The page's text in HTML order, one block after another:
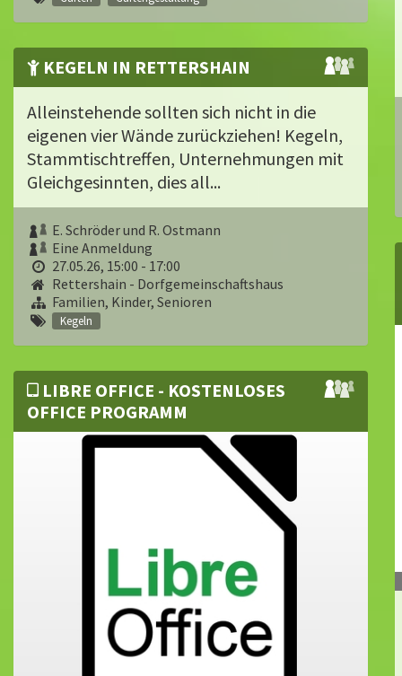
KEGELN IN RETTERSHAIN
Alleinstehende sollten sich nicht in die
eigenen vier Wän­de zurückziehen! Kegeln,
Stammtischtreffen, Unterneh­mungen mit
Gleichgesinnten, dies all...
E. Schröder und R. Ostmann
Eine Anmeldung
27.05.26, 15:00 - 17:00
Rettershain - Dorfgemeinschaftshaus
Familien, Kinder, Senioren
Kegeln
LIBRE OFFICE - KOSTENLOSES
OFFICE PROGRAMM